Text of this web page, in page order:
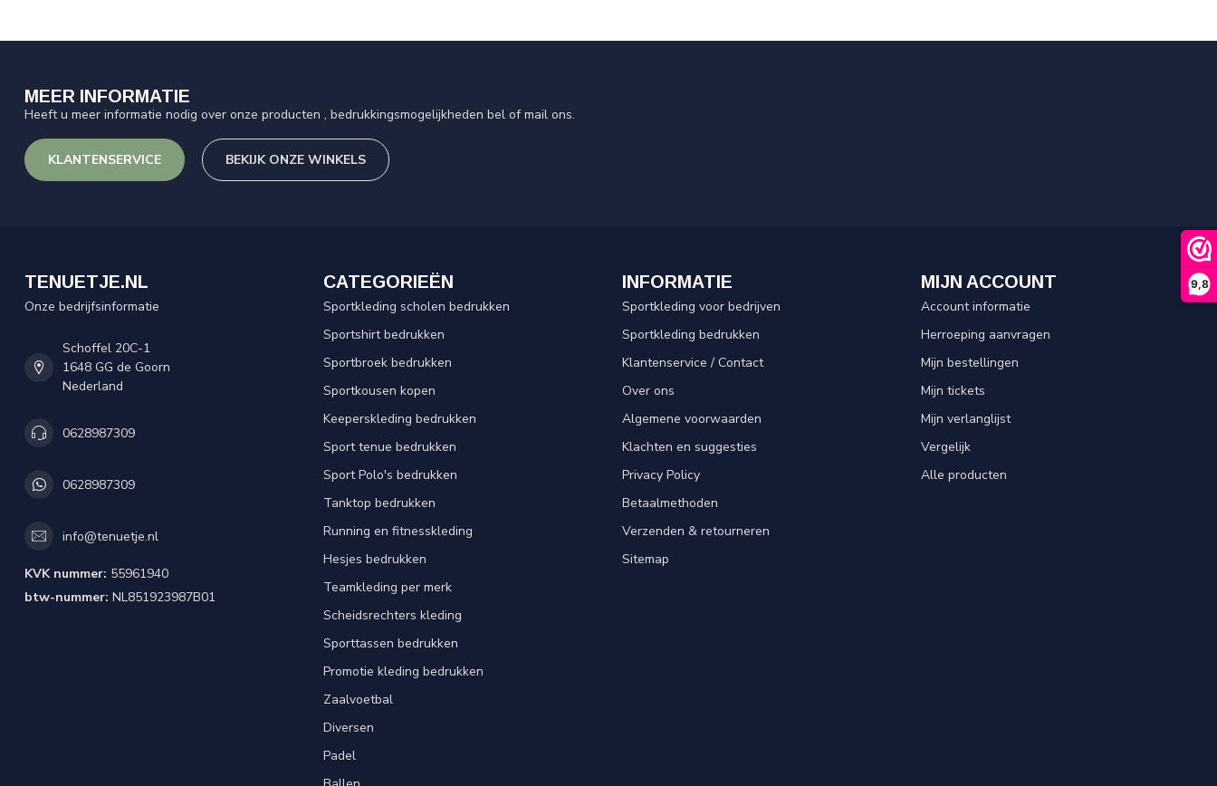
9,8
MEER INFORMATIE
Heeft u meer informatie nodig over onze producten , bedrukkingsmogelijkheden bel of mail ons.
KLANTENSERVICE BEKIJK ONZE WINKELS
TENUETJE.NL
Onze bedrijfsinformatie
Schoffel 20C-1
1648 GG de Goorn
Nederland
0628987309
0628987309
info@tenuetje.nl
KVK nummer: 55961940
btw-nummer: NL851923987B01
CATEGORIEËN
Sportkleding scholen bedrukken
Sportshirt bedrukken
Sportbroek bedrukken
Sportkousen kopen
Keeperskleding bedrukken
Sport tenue bedrukken
Sport Polo's bedrukken
Tanktop bedrukken
Running en fitnesskleding
Hesjes bedrukken
Teamkleding per merk
Scheidsrechters kleding
Sporttassen bedrukken
Promotie kleding bedrukken
Zaalvoetbal
Diversen
Padel
INFORMATIE
Sportkleding voor bedrijven
Sportkleding bedrukken
Klantenservice / Contact
Over ons
Algemene voorwaarden
Klachten en suggesties
Privacy Policy
Betaalmethoden
Verzenden & retourneren
Sitemap
MIJN ACCOUNT
Account informatie
Herroeping aanvragen
Mijn bestellingen
Mijn tickets
Mijn verlanglijst
Vergelijk
Alle producten